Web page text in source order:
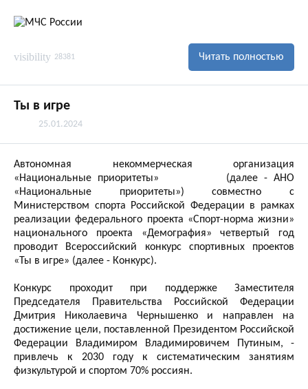
visibility 28381 Читать полностью
Ты в игре
25.01.2024
Автономная некоммерческая организация
«Национальные приоритеты» (далее - АНО
«Национальные приоритеты») совместно с
Министерством спорта Российской Федерации в рамках
реализации федерального проекта «Спорт-норма жизни»
национального проекта «Демография» четвертый год
проводит Всероссийский конкурс спортивных проектов
«Ты в игре» (далее - Конкурс).
Конкурс проходит при поддержке Заместителя
Председателя Правительства Российской Федерации
Дмитрия Николаевича Чернышенко и направлен на
достижение цели, поставленной Президентом Российской
Федерации Владимиром Владимировичем Путиным, -
привлечь к 2030 году к систематическим занятиям
физкультурой и спортом 70% россиян.